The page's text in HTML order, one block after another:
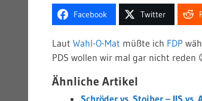
Facebook Twitter
Laut Wahl-O-Mat müßte ich FDP
PDS wollen wir mal gar nicht reden
Ähnliche Artikel
Schröder vs. Stoiber – IIS vs.